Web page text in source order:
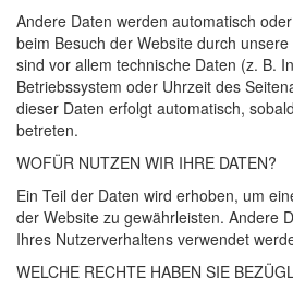
Andere Daten werden automatisch
beim Besuch der Website durch
sind vor allem technische Daten (z. B.
Betriebssystem oder Uhrzeit des
dieser Daten erfolgt automatisch,
betreten.
WOFÜR NUTZEN WIR IHRE DATEN?
Ein Teil der Daten wird erhoben, um
der Website zu gewährleisten. Andere
Ihres Nutzerverhaltens verwendet
WELCHE RECHTE HABEN SIE